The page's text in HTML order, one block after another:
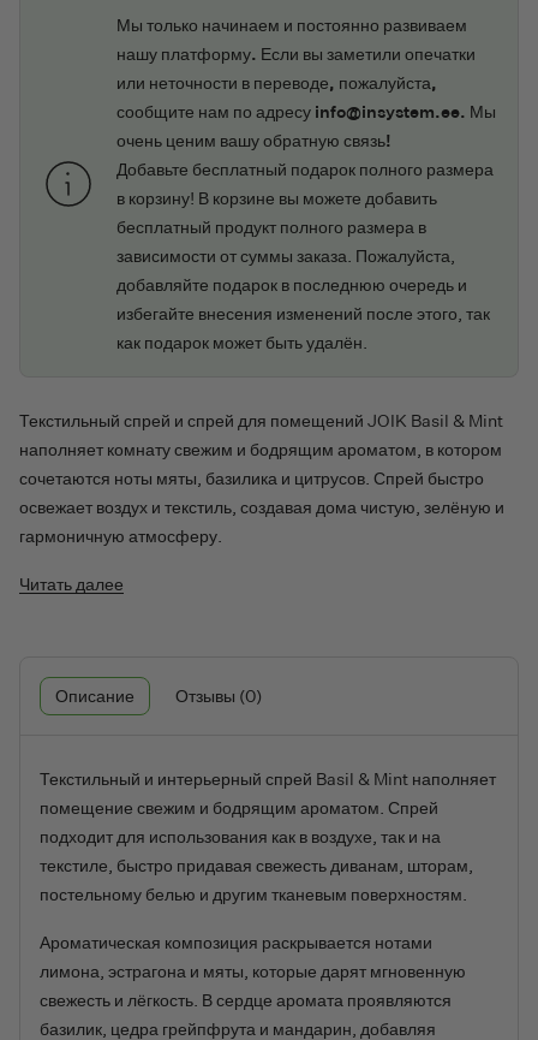
Мы только начинаем и постоянно развиваем
нашу платформу. Если вы заметили опечатки
или неточности в переводе, пожалуйста,
сообщите нам по адресу info@insystem.ee. Мы
очень ценим вашу обратную связь!
Добавьте бесплатный подарок полного размера
в корзину! В корзине вы можете добавить
бесплатный продукт полного размера в
зависимости от суммы заказа. Пожалуйста,
добавляйте подарок в последнюю очередь и
избегайте внесения изменений после этого, так
как подарок может быть удалён.
Текстильный спрей и спрей для помещений JOIK Basil & Mint
наполняет комнату свежим и бодрящим ароматом, в котором
сочетаются ноты мяты, базилика и цитрусов. Спрей быстро
освежает воздух и текстиль, создавая дома чистую, зелёную и
гармоничную атмосферу.
Читать далее
Описание Отзывы (0)
Текстильный и интерьерный спрей Basil & Mint наполняет
помещение свежим и бодрящим ароматом. Спрей
подходит для использования как в воздухе, так и на
текстиле, быстро придавая свежесть диванам, шторам,
постельному белью и другим тканевым поверхностям.
Ароматическая композиция раскрывается нотами
лимона, эстрагона и мяты, которые дарят мгновенную
свежесть и лёгкость. В сердце аромата проявляются
базилик, цедра грейпфрута и мандарин, добавляя